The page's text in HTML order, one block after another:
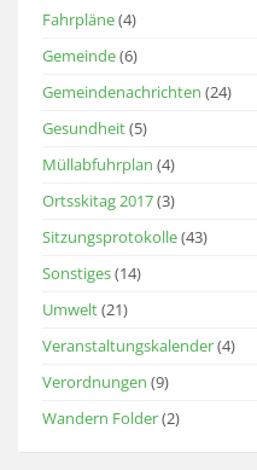
Fahrpläne(4)
Gemeinde(6)
Gemeindenachrichten (24)
Gesundheit(5)
Müllabfuhrplan (4)
Ortsskitag 2017(3)
Sitzungsprotokolle(43)
Sonstiges(14)
Umwelt(21)
Veranstaltungskalender(4)
Verordnungen (9)
Wandern Folder(2)